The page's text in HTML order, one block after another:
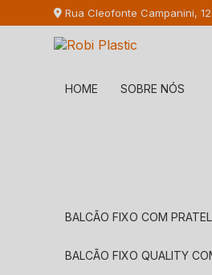
Rua Cleofonte Campanini,
HOME SOBRE NÓS
BALCÃO FIXO COM
BALCÃO FIXO QUALITY